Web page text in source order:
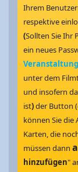
Ihrem
respektive
(Sollten Sie Ihr
ein neues
unter dem
und insofern
ist)der Button
können Sie die
Karten, die
müssen dann
hinzufügen"